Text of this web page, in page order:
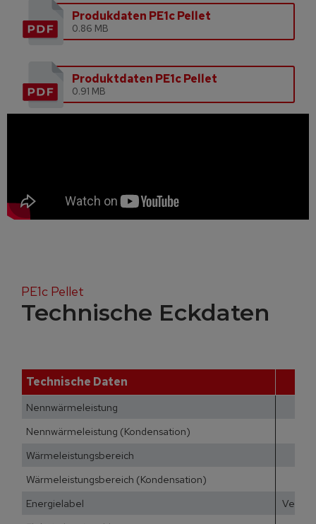
Produkdaten PE1c Pellet
0.86 MB
Produktdaten PE1c Pellet
0.91 MB
PE1c Pellet
Technische Eckdaten
Technische Daten
Nennwärmeleistung
Nennwärmeleistung (Kondensation)
Wärmeleistungsbereich
Wärmeleistungsbereich (Kondensation)
Energielabel